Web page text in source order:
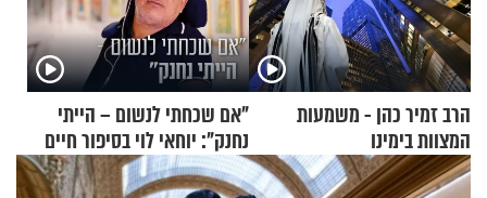
הרב זמיר כהן - משמעות
המצוות בימינו
"אם שכחתי לנשום – הייתי
נחנק": יוחאי לוי בסיפור חיים
מעורר השראה